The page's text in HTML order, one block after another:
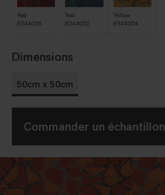
Red
8344006
Teal
8344002
Yellow
8344004
Dimensions
50cm x 50cm
Commander un échantillon